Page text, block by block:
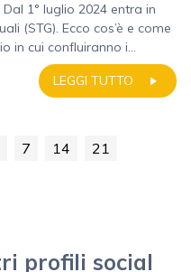
1° luglio 2024 entra in
(STG). Ecco cos’è e come
in cui confluiranno i...
LEGGI TUTTO
7 14 21
profili social